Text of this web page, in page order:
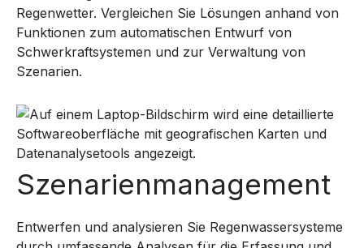
Regenwetter. Vergleichen Sie Lösungen anhand von
Funktionen zum automatischen Entwurf von
Schwerkraftsystemen und zur Verwaltung von
Szenarien.
Szenarienmanagement
Entwerfen und analysieren Sie Regenwassersysteme